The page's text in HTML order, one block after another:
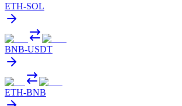
ETH-SOL
BNB-USDT
ETH-BNB